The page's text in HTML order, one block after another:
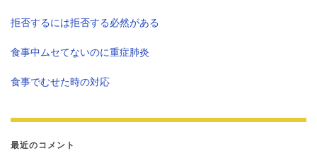
拒否するには拒否する必然がある
食事中ムセてないのに重症肺炎
食事でむせた時の対応
最近のコメント